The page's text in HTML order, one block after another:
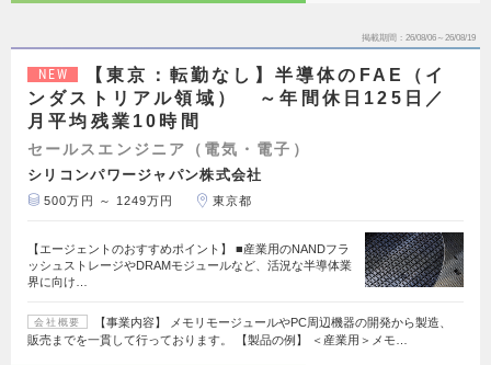
掲載期間 26/08/06～26/08/19
NEW
【東京：転勤なし】半導体のFAE（イ
ンダストリアル領域） ～年間休日125日／
月平均残業10時間
セールスエンジニア（電気・電子）
シリコンパワージャパン株式会社
500万円 ～ 1249万円 東京都
【エージェントのおすすめポイント】 ■産業用のNANDフラ
ッシュストレージやDRAMモジュールなど、活況な半導体業
界に向け…
会社概要
【事業内容】 メモリモージュールやPC周辺機器の開発から製造、
販売までを一貫して行っております。 【製品の例】 ＜産業用＞メモ…